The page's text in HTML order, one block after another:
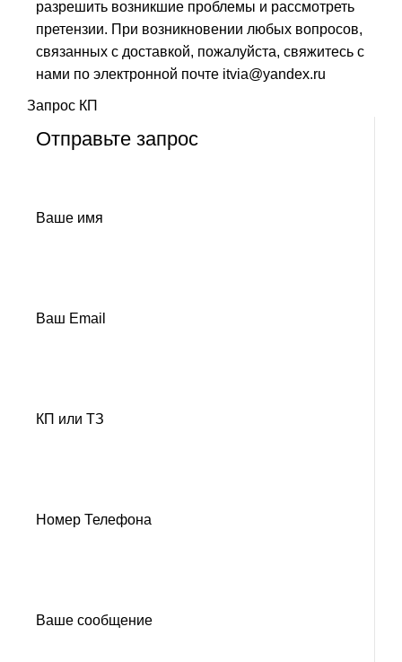
разрешить возникшие проблемы и рассмотреть
претензии. При возникновении любых вопросов,
связанных с доставкой, пожалуйста, свяжитесь с
нами по электронной почте itvia@yandex.ru
Запрос КП
Отправьте запрос
Ваше имя
Ваш Email
КП или ТЗ
Номер Телефона
Ваше сообщение